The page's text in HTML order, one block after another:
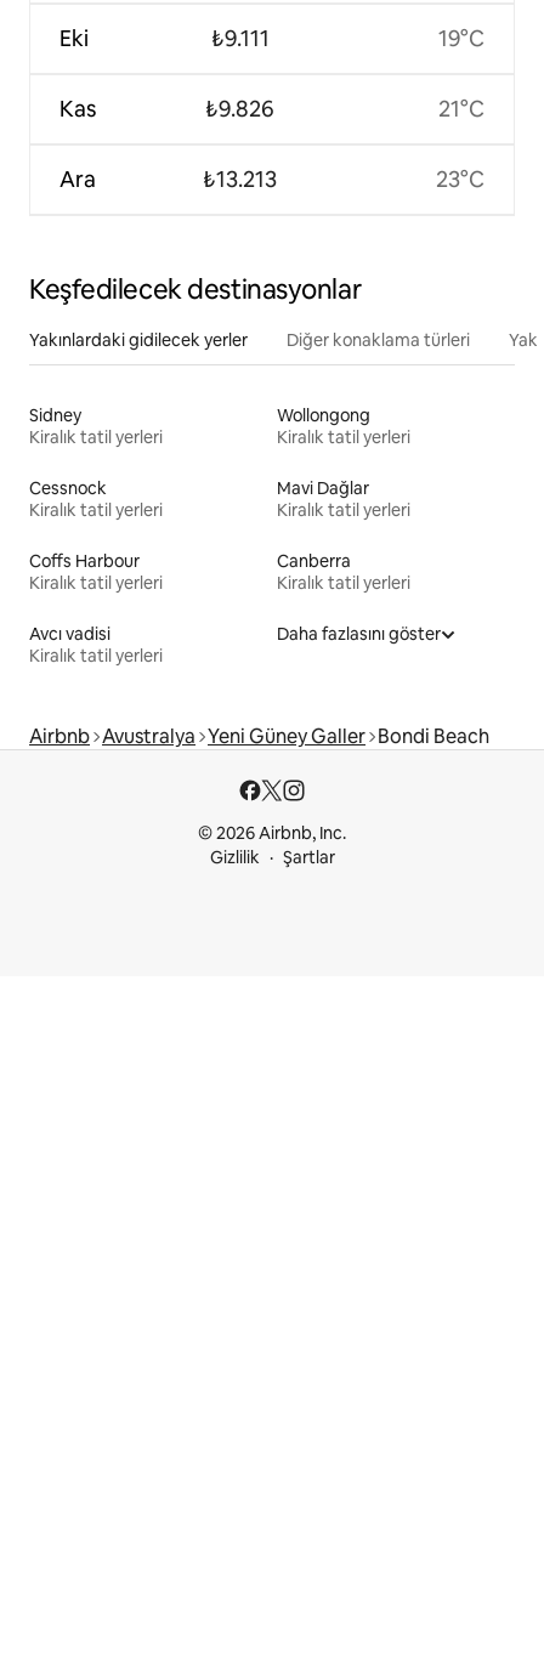
Eki
Kas
Ara
₺9.111
₺9.826
₺13.213
19°C
21°C
23°C
Keşfedilecek destinasyonlar
Yakınlardaki gidilecek yerler Diğer konaklama türleri
Sidney
Kiralık tatil yerleri
Wollongong
Kiralık tatil yerleri
Cessnock
Kiralık tatil yerleri
Mavi Dağlar
Kiralık tatil yerleri
Coffs Harbour
Kiralık tatil yerleri
Canberra
Kiralık tatil yerleri
Avcı vadisi
Kiralık tatil yerleri
Daha fazlasını göster
Airbnb Avustralya Yeni Güney Galler Bondi Beach
© 2026 Airbnb, Inc.
Gizlilik
Şartlar